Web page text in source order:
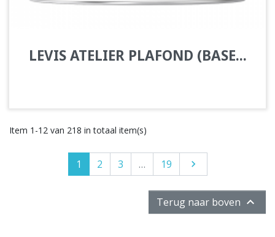
LEVIS ATELIER PLAFOND (BASE...
Item 1-12 van 218 in totaal item(s)
1 2 3 … 19 Volgende

Terug naar boven 